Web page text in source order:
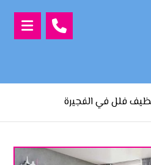
فلل في الفجيرة